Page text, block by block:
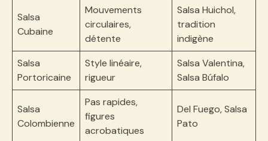
Salsa
Cubaine
Mouvements
circulaires,
détente
Salsa Huichol,
tradition
indigène
Salsa
Portoricaine
Style linéaire,
rigueur
Salsa Valentina,
Salsa Búfalo
Salsa
Colombienne
Pas rapides,
figures
acrobatiques
Del Fuego, Salsa
Pato